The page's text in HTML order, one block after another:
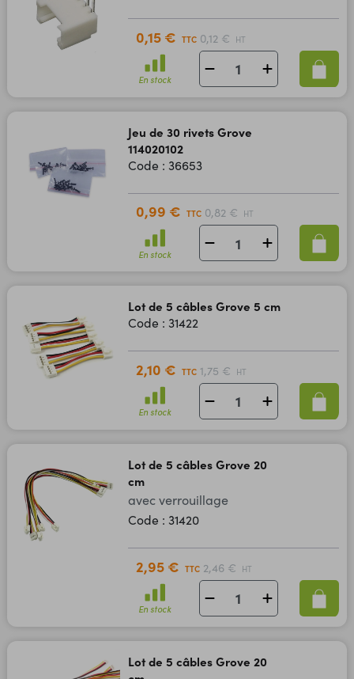
0,15 € TTC 0,12 € HT
En stock
Jeu de 30 rivets Grove
114020102
Code : 36653
0,99 € TTC 0,82 € HT
En stock
Lot de 5 câbles Grove 5 cm
Code : 31422
2,10 € TTC 1,75 € HT
En stock
Lot de 5 câbles Grove 20
cm
avec verrouillage
Code : 31420
2,95 € TTC 2,46 € HT
En stock
Lot de 5 câbles Grove 20